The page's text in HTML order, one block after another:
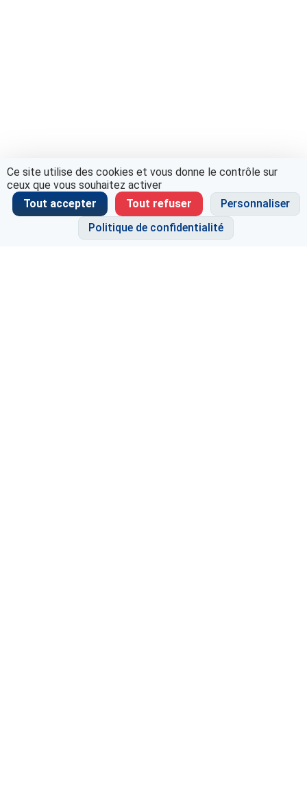
Ce site utilise des cookies et vous donne le contrôle sur
ceux que vous souhaitez activer
Tout accepter
Tout refuser
Personnaliser
Politique de confidentialité